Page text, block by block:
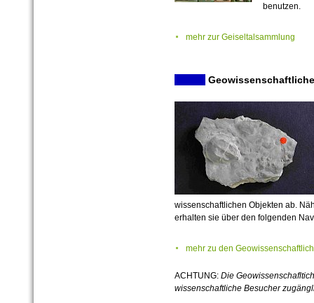
benutzen.
mehr zur Geiseltalsammlung
wissenschaftlichen Objekten ab. N
erhalten sie über den folgenden
mehr zu den
ACHTUNG: Die
wissenschaftliche Besucher